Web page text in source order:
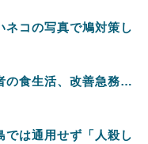
ネコの写真で鳩対策し
の食生活、改善急務…
では通用せず「人殺し